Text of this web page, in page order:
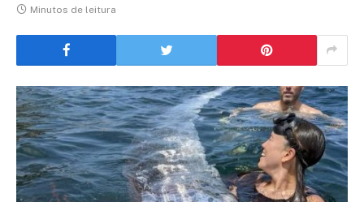
Minutos de leitura